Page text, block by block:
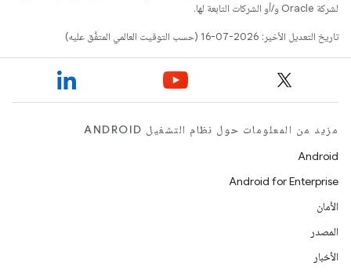
لشركة Oracle و/أو الشركات التابعة لها.
تاريخ التعديل الأخير: 2026-07-16 (حسب التوقيت العالمي المتفَّق عليه)
مزيد من المعلومات حول نظام التشغيل ANDROID
Android
Android for Enterprise
الأمان
المصدر
الأخبار